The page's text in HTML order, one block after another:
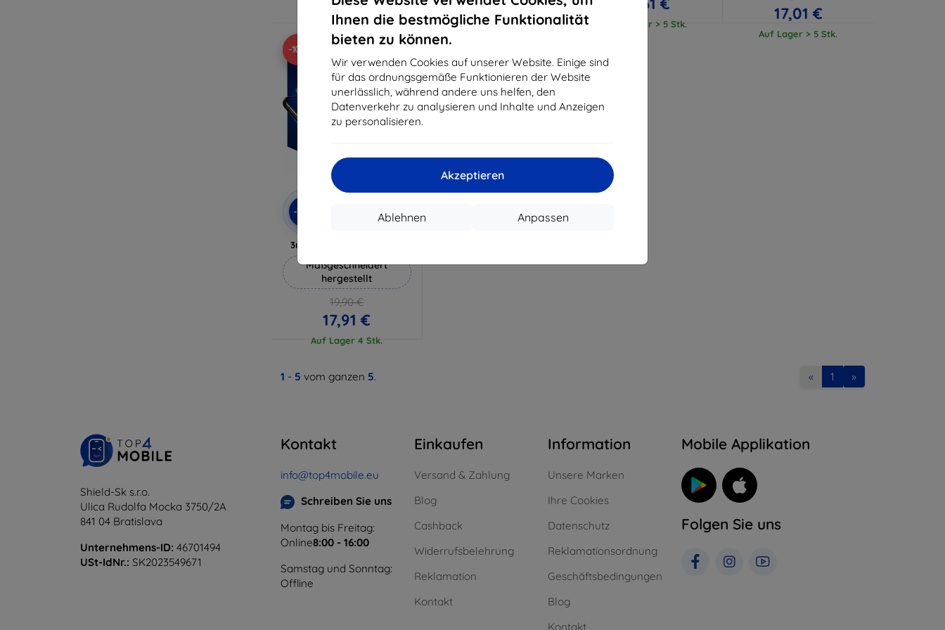
Ihnen die bestmögliche Funktionalität
bieten zu können.
Wir verwenden Cookies auf unserer Website. Einige sind
für das ordnungsgemäße Funktionieren der Website
unerlässlich, während andere uns helfen, den
Datenverkehr zu analysieren und Inhalte und Anzeigen
zu personalisieren.
Akzeptieren
Anpassen
Ablehnen
Auf Lager 3 Stk. Auf Lager > 5 Stk. Auf Lager > 5 Stk.
17,01 €
Auf Lager > 5 Stk.
-10%
-10% EXTRA10
3mk Hammer Schutzfolie
Maßgeschneidert
hergestellt
19,90 €
17,91 €
Auf Lager 4 Stk.
1 - 5 vom ganzen 5. « 1 »
Shield-Sk s.r.o.
Ulica Rudolfa Mocka 3750/2A
841 04 Bratislava
Unternehmens-ID: 46701494
USt-IdNr.: SK2023549671
Kontakt
info@top4mobile.eu
Schreiben Sie uns
Montag bis Freitag:
Online8:00 - 16:00
Samstag und Sonntag:
Offline
Einkaufen
Versand & Zahlung
Blog
Cashback
Widerrufsbelehrung
Reklamation
Kontakt
Information
Unsere Marken
Ihre Cookies
Datenschutz
Reklamationsordnung
Geschäftsbedingungen
Blog
Kontakt
Mobile Applikation
Folgen Sie uns